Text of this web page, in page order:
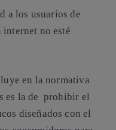
a los usuarios de
no esté
en la normativa
es la de prohibir el
diseñados con el